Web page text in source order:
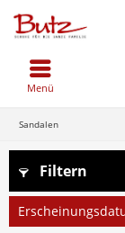
Menü
Sandalen
Filtern